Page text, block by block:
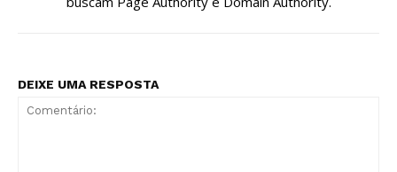
DEIXE UMA RESPOSTA